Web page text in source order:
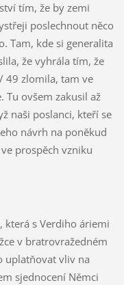
tím, že by zemi
poslechnout něco
Tam, kde si generalita
že vyhrála tím, že
49 zlomila, tam ve
Tu ovšem zakusil až
naši poslanci, kteří se
návrh na poněkud
prospěch vzniku
která s Verdiho áriemi
v bratrovražedném
uplatňovat vliv na
sjednocení Němci